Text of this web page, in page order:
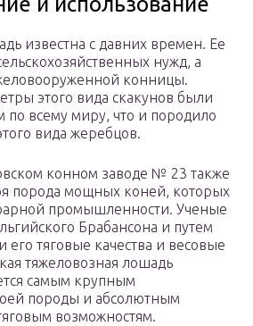
известна с давних времен. Ее
нужд, а
конницы.
этого вида скакунов были
всему миру, что и породило
вида жеребцов.
конном заводе № 23 также
порода мощных коней, которых
промышленности. Ученые
Брабансона и путем
тяговые качества и весовые
тяжеловозная лошадь
самым крупным
породы и абсолютным
возможностям.